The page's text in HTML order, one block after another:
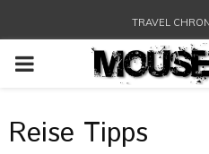
TRAVEL
PRIMARY
Reise Tipps